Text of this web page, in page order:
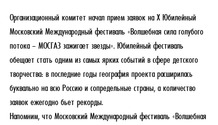
Организационный комитет начал прием заявок на Х Юбилейный
Московский Международный фестиваль «Волшебная сила голубого
потока – МОСГАЗ зажигает звезды». Юбилейный фестиваль
обещает стать одним из самых ярких событий в сфере детского
творчества: в последние годы география проекта расширилась
буквально на всю Россию и сопредельные страны, а количество
заявок ежегодно бьет рекорды.
Напомним, что Московский Международный фестиваль «Волшебная